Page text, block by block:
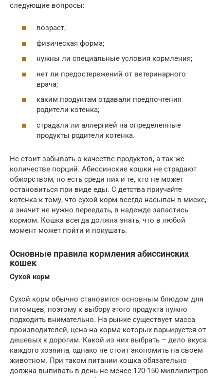
следующие вопросы:
возраст;
физическая форма;
нужны ли специальные условия кормления;
нет ли предостережений от ветеринарного
врача;
каким продуктам отдавали предпочтения
родители котенка;
страдали ли аллергией на определенные
продукты родители котенка.
Не стоит забывать о качестве продуктов, а так же
количестве порций. Абиссинские кошки не страдают
обжорством, но есть среди них и те, кто не может
остановиться при виде еды. С детства приучайте
котенка к тому, что сухой корм всегда насыпан в миске,
а значит не нужно переедать, в надежде запастись
кормом. Кошка всегда должна знать, что в любой
момент может пойти и покушать.
Основные правила кормления абиссинских
кошек
Сухой корм
Сухой корм обычно становится основным блюдом для
питомцев, поэтому к выбору этого продукта нужно
подходить внимательно. На рынке существует масса
производителей, цена на корма которых варьируется от
дешевых к дорогим. Какой из них выбрать – дело вкуса
каждого хозяина, однако не стоит экономить на своем
животном. При таком питании кошка обязательно
должна выпивать в день не менее 120-150 миллилитров